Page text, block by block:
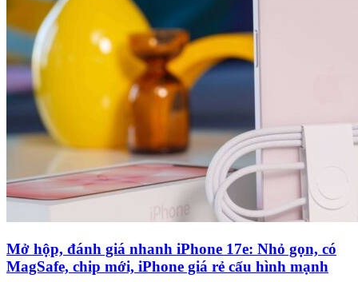
Mở hộp, đánh giá nhanh iPhone 17e: Nhỏ gọn, có
MagSafe, chip mới, iPhone giá rẻ cấu hình mạnh